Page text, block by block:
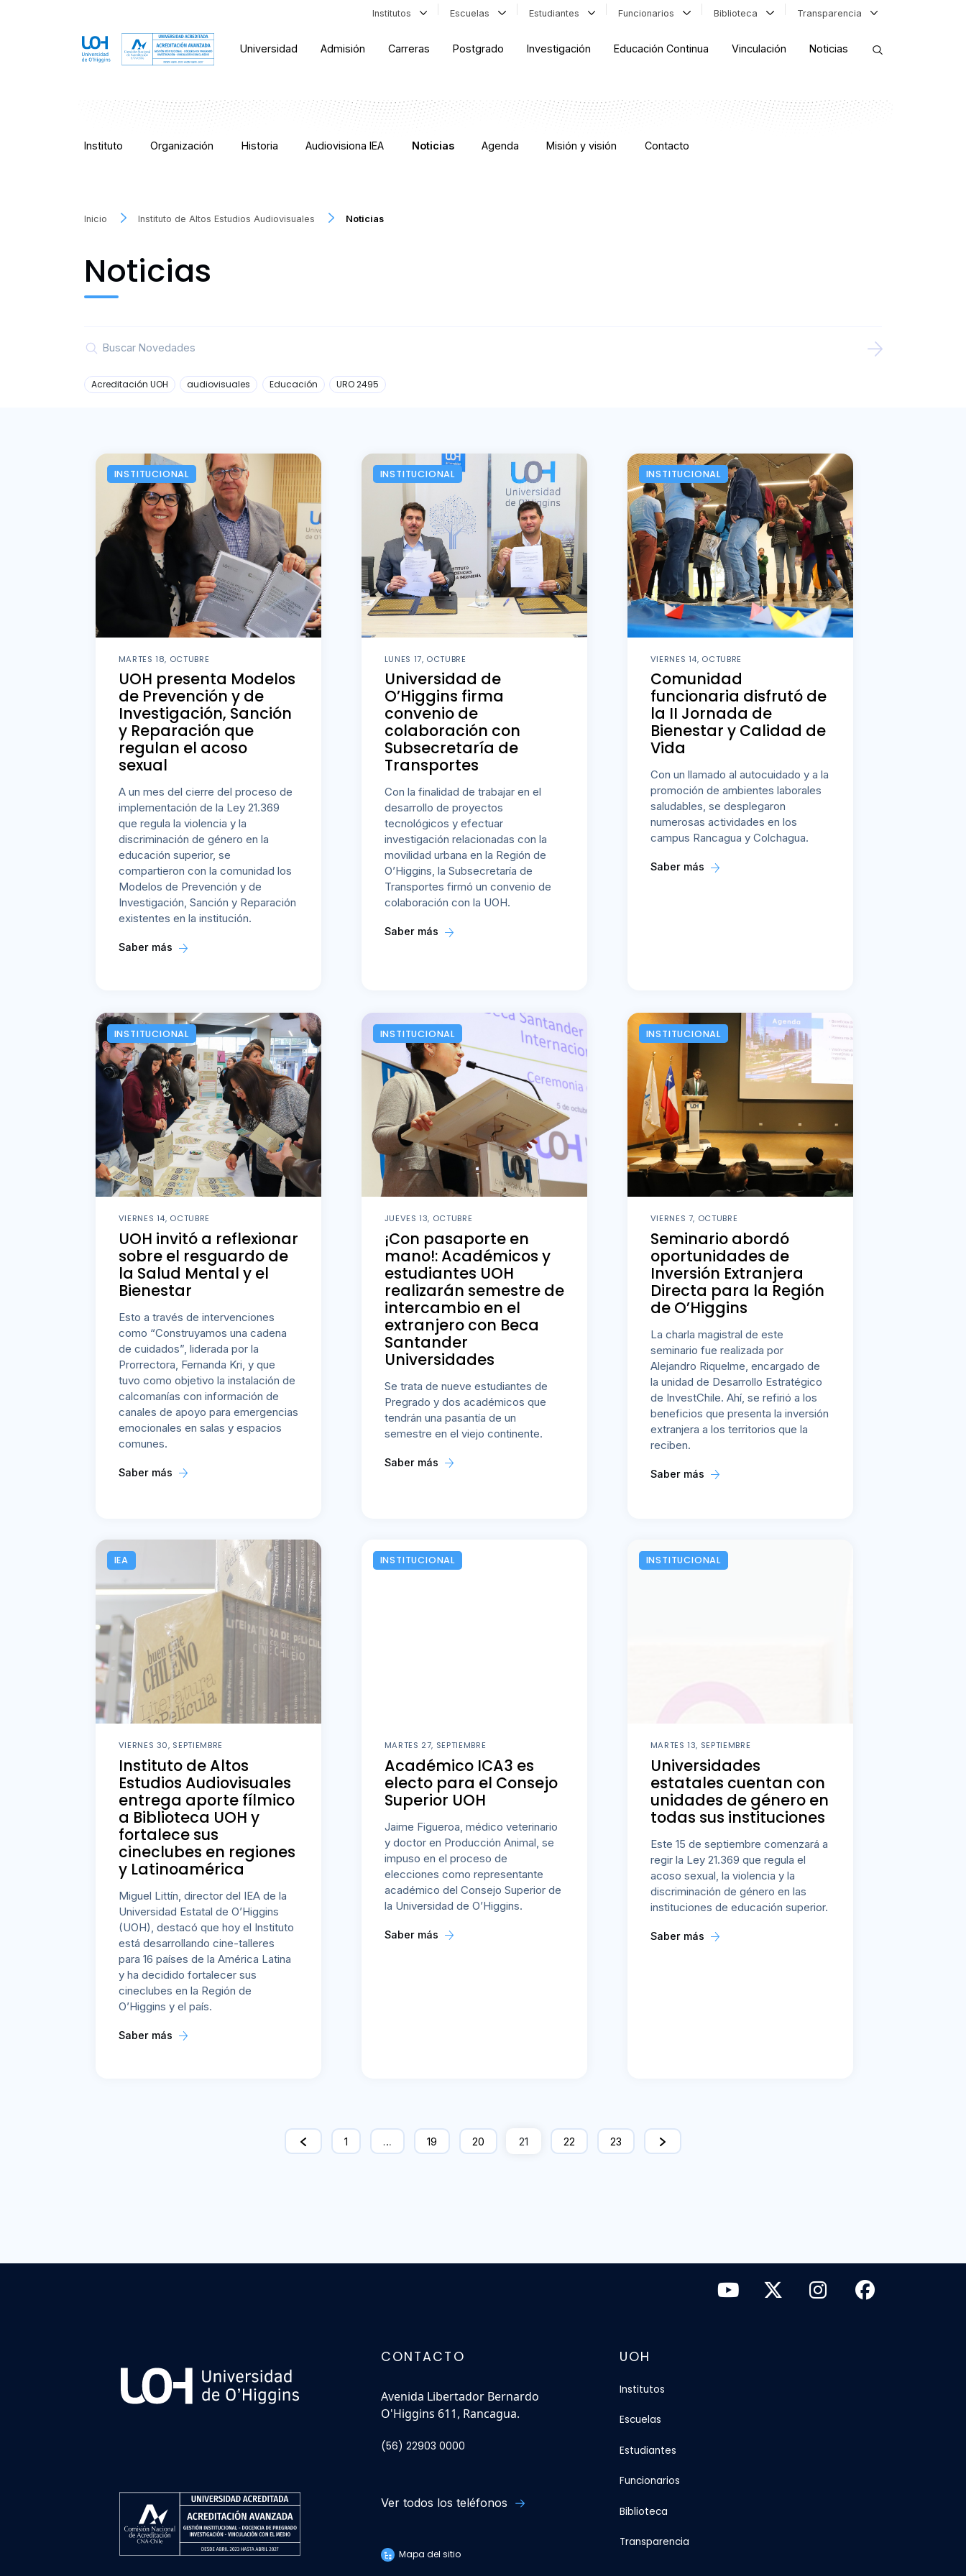
Institutos Escuelas Estudiantes Funcionarios Biblioteca Transparencia
Universidad Admisión Carreras Postgrado Investigación Educación Continua Vinculación Noticias
Instituto Organización Historia Audiovisiona IEA Noticias Agenda Misión y visión Contacto
Inicio Instituto de Altos Estudios Audiovisuales Noticias
Noticias
Acreditación UOH audiovisuales Educación URO 2495
INSTITUCIONAL
MARTES 18, OCTUBRE
UOH presenta Modelos
de Prevención y de
Investigación, Sanción
y Reparación que
regulan el acoso
sexual
A un mes del cierre del proceso de
implementación de la Ley 21.369
que regula la violencia y la
discriminación de género en la
educación superior, se
compartieron con la comunidad los
Modelos de Prevención y de
Investigación, Sanción y Reparación
existentes en la institución.
Saber más
INSTITUCIONAL
LUNES 17, OCTUBRE
Universidad de
O’Higgins firma
convenio de
colaboración con
Subsecretaría de
Transportes
Con la finalidad de trabajar en el
desarrollo de proyectos
tecnológicos y efectuar
investigación relacionadas con la
movilidad urbana en la Región de
O’Higgins, la Subsecretaría de
Transportes firmó un convenio de
colaboración con la UOH.
Saber más
INSTITUCIONAL
VIERNES 14, OCTUBRE
Comunidad
funcionaria disfrutó de
la II Jornada de
Bienestar y Calidad de
Vida
Con un llamado al autocuidado y a la
promoción de ambientes laborales
saludables, se desplegaron
numerosas actividades en los
campus Rancagua y Colchagua.
Saber más
INSTITUCIONAL
VIERNES 14, OCTUBRE
UOH invitó a reflexionar
sobre el resguardo de
la Salud Mental y el
Bienestar
Esto a través de intervenciones
como “Construyamos una cadena
de cuidados”, liderada por la
Prorrectora, Fernanda Kri, y que
tuvo como objetivo la instalación de
calcomanías con información de
canales de apoyo para emergencias
emocionales en salas y espacios
comunes.
Saber más
INSTITUCIONAL
JUEVES 13, OCTUBRE
¡Con pasaporte en
mano!: Académicos y
estudiantes UOH
realizarán semestre de
intercambio en el
extranjero con Beca
Santander
Universidades
Se trata de nueve estudiantes de
Pregrado y dos académicos que
tendrán una pasantía de un
semestre en el viejo continente.
Saber más
INSTITUCIONAL
VIERNES 7, OCTUBRE
Seminario abordó
oportunidades de
Inversión Extranjera
Directa para la Región
de O’Higgins
La charla magistral de este
seminario fue realizada por
Alejandro Riquelme, encargado de
la unidad de Desarrollo Estratégico
de InvestChile. Ahí, se refirió a los
beneficios que presenta la inversión
extranjera a los territorios que la
reciben.
Saber más
IEA
VIERNES 30, SEPTIEMBRE
Instituto de Altos
Estudios Audiovisuales
entrega aporte fílmico
a Biblioteca UOH y
fortalece sus
cineclubes en regiones
y Latinoamérica
Miguel Littín, director del IEA de la
Universidad Estatal de O’Higgins
(UOH), destacó que hoy el Instituto
está desarrollando cine-talleres
para 16 países de la América Latina
y ha decidido fortalecer sus
cineclubes en la Región de
O’Higgins y el país.
Saber más
INSTITUCIONAL
MARTES 27, SEPTIEMBRE
Académico ICA3 es
electo para el Consejo
Superior UOH
Jaime Figueroa, médico veterinario
y doctor en Producción Animal, se
impuso en el proceso de
elecciones como representante
académico del Consejo Superior de
la Universidad de O’Higgins.
Saber más
INSTITUCIONAL
MARTES 13, SEPTIEMBRE
Universidades
estatales cuentan con
unidades de género en
todas sus instituciones
Este 15 de septiembre comenzará a
regir la Ley 21.369 que regula el
acoso sexual, la violencia y la
discriminación de género en las
instituciones de educación superior.
Saber más
1 … 19 20 21 22 23
CONTACTO
Avenida Libertador Bernardo
O'Higgins 611, Rancagua.
(56) 22903 0000
Ver todos los teléfonos
Mapa del sitio
UOH
Institutos
Escuelas
Estudiantes
Funcionarios
Biblioteca
Transparencia